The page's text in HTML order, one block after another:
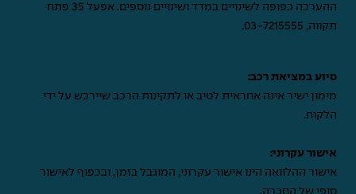
ההערכה כפופה לשינויים במדד ושינויים נוספים. אפעל 35 פתח
תקווה, 03-7215555
.
סיוע במציאת רכב:
מימון ישיר אינה אחראית לטיב או לתקינות הרכב שיירכש על ידי
הלקוח.
אישור עקרוני:
אישור ההלוואה הינו אישור עקרוני, המוגבל בזמן, ובכפוף לאישור
סופי של החברה.